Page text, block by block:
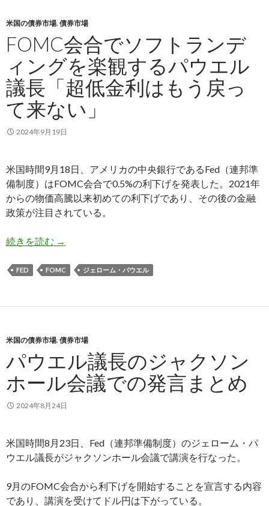
米国の債券市場, 債券市場
FOMC会合でソフトランデ
ィングを楽観するパウエル
議長「超低金利はもう戻っ
て来ない」
2024年9月19日
米国時間9月18日、アメリカの中央銀行であるFed（連邦準
備制度）はFOMC会合で0.5%の利下げを発表した。2021年
からの物価高騰以来初めての利下げであり、その後の金融
政策が注目されている。
続きを読む FOMC会合でソフトランディングを楽観するパ
→
FED FOMC ジェローム・パウエル
米国の債券市場, 債券市場
パウエル議長のジャクソン
ホール会議での発言まとめ
2024年8月24日
米国時間8月23日、Fed（連邦準備制度）のジェローム・パ
ウエル議長がジャクソンホール会議で講演を行なった。
9月のFOMC会合から利下げを開始することを宣言する内容
であり、講演を受けてドル円は下がっている。